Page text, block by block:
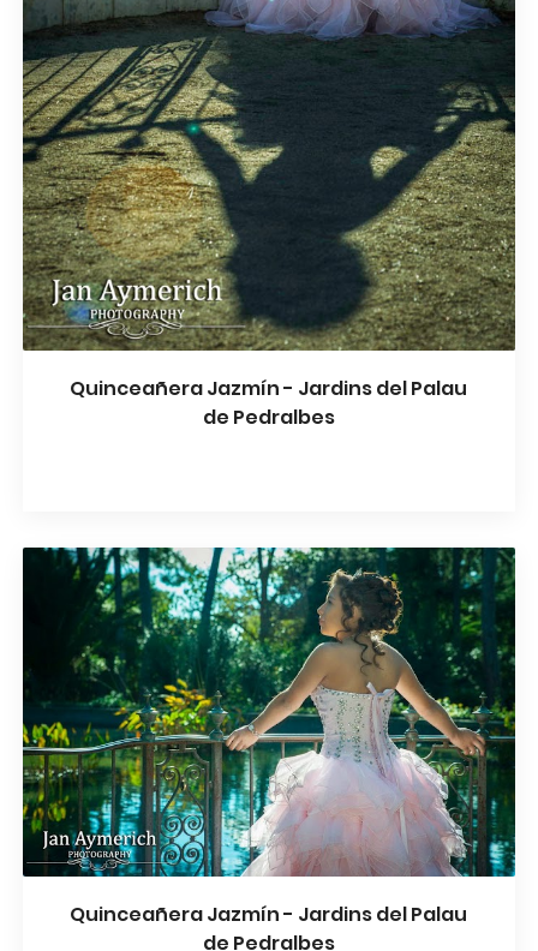
Quinceañera Jazmín - Jardins del Palau
de Pedralbes
Quinceañera Jazmín - Jardins del Palau
de Pedralbes